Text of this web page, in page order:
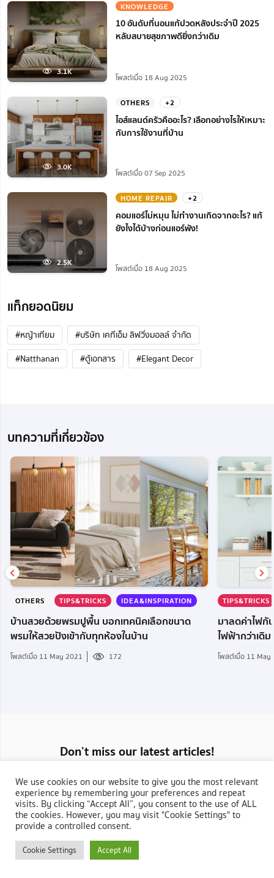
3.1K
KNOWLEDGE
10 อันดับที่นอนแก้ปวดหลังประจำปี 2025
หลับสบายสุขภาพดียิ่งกว่าเดิม
โพสต์เมื่อ 18 Aug 2025
3.0K
OTHERS +2
ไอส์แลนด์ครัวคืออะไร? เลือกอย่างไรให้เหมาะ
กับการใช้งานที่บ้าน
โพสต์เมื่อ 07 Sep 2025
2.5K
HOME REPAIR +2
คอมแอร์ไม่หมุน ไม่ทํางานเกิดจากอะไร? แก้
ยังไงได้บ้างก่อนแอร์พัง!
โพสต์เมื่อ 18 Aug 2025
แท็กยอดนิยม
#หญ้าเทียม
#บริษัท เคทีเอ็ม ลิฟวิ่งมอลล์ จำกัด
#Natthanan
#ตู้เอกสาร #Elegant Decor
บทความที่เกี่ยวข้อง
OTHERS TIPS&TRICKS IDEA&INSPIRATION
บ้านสวยด้วยพรมปูพื้น บอกเทคนิคเลือกขนาด
พรมให้สวยปังเข้ากับทุกห้องในบ้าน
โพสต์เมื่อ 11 May 2021 172
TIPS&TRICKS
มาลดค่าไฟกั
ไฟฟ้ากว่าเดิม
โพสต์เมื่อ 11 May
Don’t miss our latest articles!
articles
We use cookies on our website to give you the most relevant
experience by remembering your preferences and repeat
visits. By clicking “Accept All”, you consent to the use of ALL
the cookies. However, you may visit "Cookie Settings" to
provide a controlled consent.
Cookie Settings Accept All